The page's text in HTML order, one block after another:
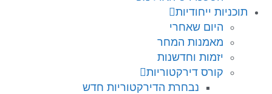
תוכניות ייחודיות
היום שאחרי
מאמנות המחר
יזמות וחדשנות
קורס דירקטוריות
נבחרת הדירקטוריות חדש